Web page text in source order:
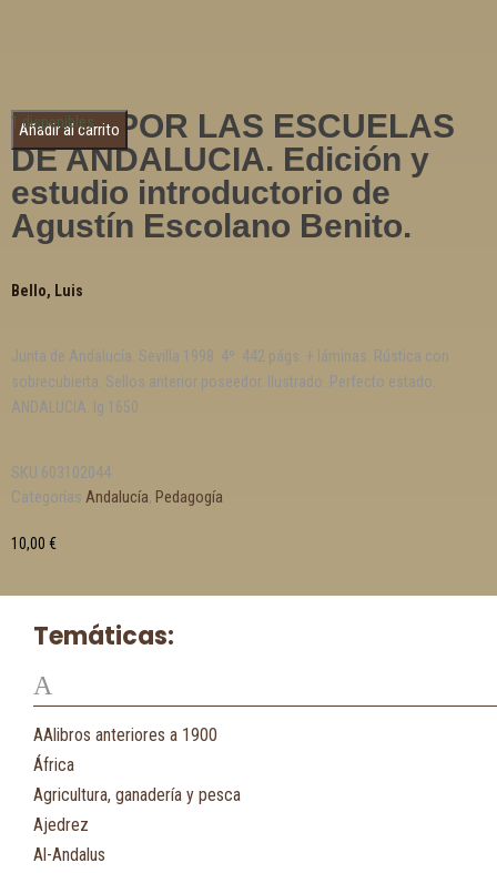
Temáticas:
A
AAlibros anteriores a 1900
África
Agricultura, ganadería y pesca
Ajedrez
Al-Andalus
VIAJE POR LAS ESCUELAS
DE ANDALUCIA. Edición y
estudio introductorio de
Agustín Escolano Benito.
Bello, Luis
Junta de Andalucía. Sevilla 1998. 4º. 442 págs. + láminas. Rústica con
sobrecubierta. Sellos anterior poseedor. Ilustrado. Perfecto estado.
ANDALUCIA. Ig 1650
SKU 603102044
Categorías Andalucía, Pedagogía
10,00 €
1 disponibles
Añadir al carrito